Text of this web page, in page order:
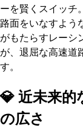
ーを賢くスイッチ
路面をいなすよう
がもたらすレーシ
が、退屈な高速道
す。
💎 近未来的
の広さ